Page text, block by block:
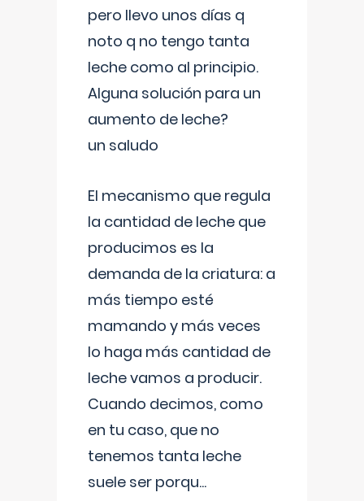
pero llevo unos días q
noto q no tengo tanta
leche como al principio.
Alguna solución para un
aumento de leche?
un saludo
El mecanismo que regula
la cantidad de leche que
producimos es la
demanda de la criatura: a
más tiempo esté
mamando y más veces
lo haga más cantidad de
leche vamos a producir.
Cuando decimos, como
en tu caso, que no
tenemos tanta leche
suele ser porqu...